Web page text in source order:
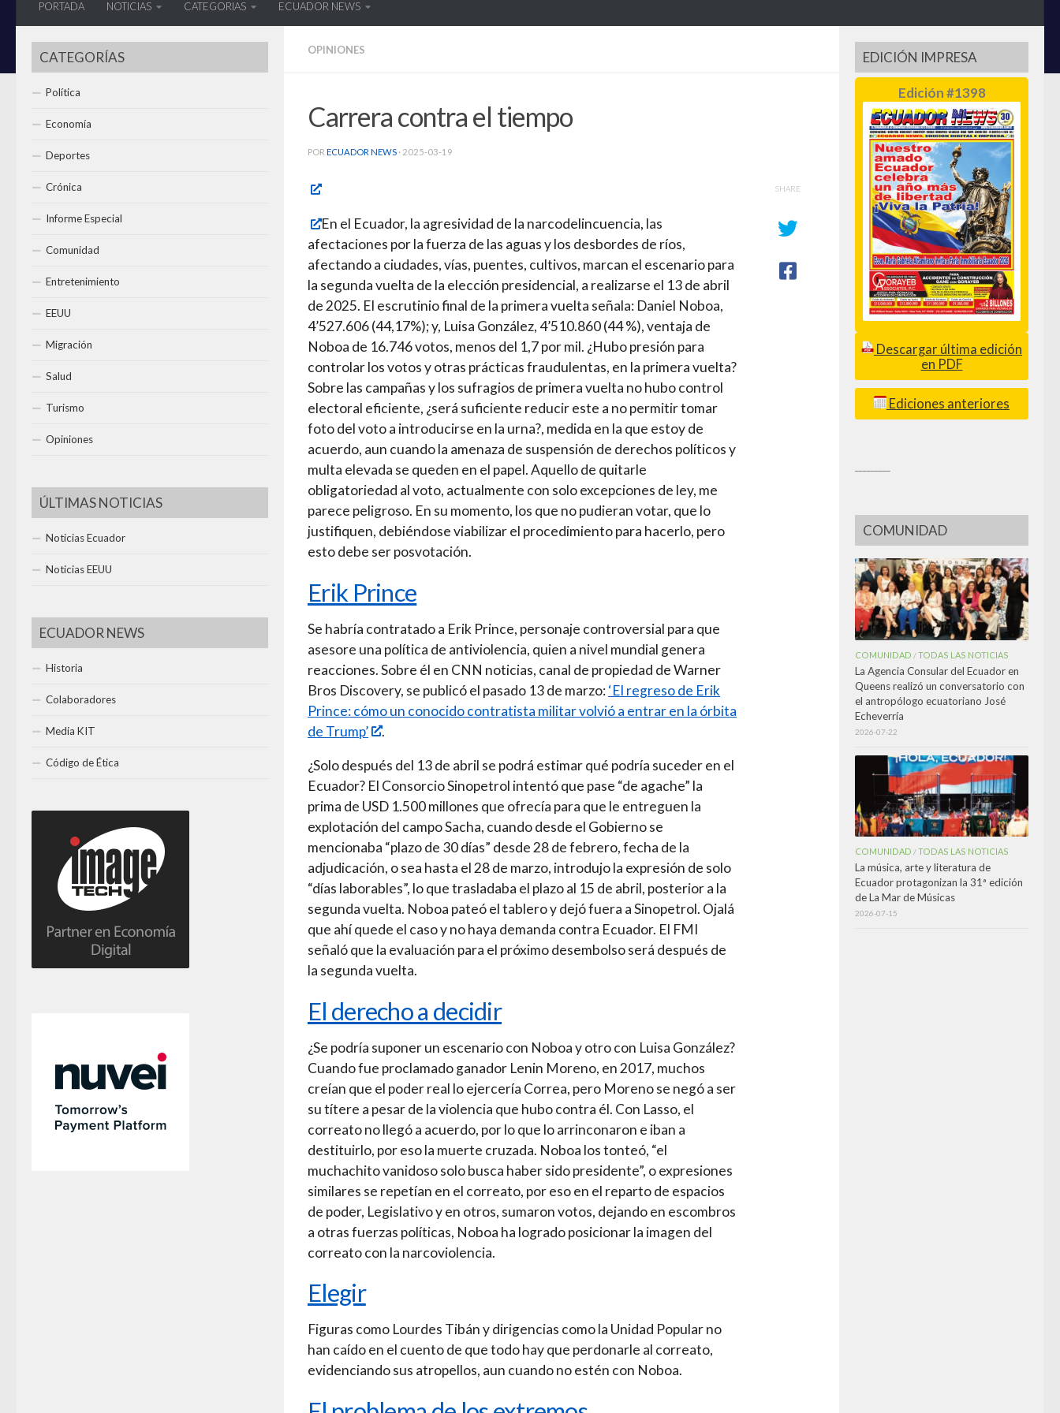
PORTADA NOTICIAS CATEGORIAS ECUADOR NEWS
OPINIONES
Carrera contra el tiempo
POR ECUADOR NEWS · 2025-03-19
En el Ecuador, la agresividad de la narcodelincuencia, las
afectaciones por la fuerza de las aguas y los desbordes de ríos,
afectando a ciudades, vías, puentes, cultivos, marcan el escenario para
la segunda vuelta de la elección presidencial, a realizarse el 13 de abril
de 2025. El escrutinio final de la primera vuelta señala: Daniel Noboa,
4’527.606 (44,17%); y, Luisa González, 4’510.860 (44 %), ventaja de
Noboa de 16.746 votos, menos del 1,7 por mil. ¿Hubo presión para
controlar los votos y otras prácticas fraudulentas, en la primera vuelta?
Sobre las campañas y los sufragios de primera vuelta no hubo control
electoral eficiente, ¿será suficiente reducir este a no permitir tomar
foto del voto a introducirse en la urna?, medida en la que estoy de
acuerdo, aun cuando la amenaza de suspensión de derechos políticos y
multa elevada se queden en el papel. Aquello de quitarle
obligatoriedad al voto, actualmente con solo excepciones de ley, me
parece peligroso. En su momento, los que no pudieran votar, que lo
justifiquen, debiéndose viabilizar el procedimiento para hacerlo, pero
esto debe ser posvotación.
Erik Prince
Se habría contratado a Erik Prince, personaje controversial para que
asesore una política de antiviolencia, quien a nivel mundial genera
reacciones. Sobre él en CNN noticias, canal de propiedad de Warner
Bros Discovery, se publicó el pasado 13 de marzo:‘El regreso de Erik
Prince: cómo un conocido contratista militar volvió a entrar en la órbita
de Trump’
.
¿Solo después del 13 de abril se podrá estimar qué podría suceder en el
Ecuador? El Consorcio Sinopetrol intentó que pase “de agache” la
prima de USD 1.500 millones que ofrecía para que le entreguen la
explotación del campo Sacha, cuando desde el Gobierno se
mencionaba “plazo de 30 días” desde 28 de febrero, fecha de la
adjudicación, o sea hasta el 28 de marzo, introdujo la expresión de solo
“días laborables”, lo que trasladaba el plazo al 15 de abril, posterior a la
segunda vuelta. Noboa pateó el tablero y dejó fuera a Sinopetrol. Ojalá
que ahí quede el caso y no haya demanda contra Ecuador. El FMI
señaló que la evaluación para el próximo desembolso será después de
la segunda vuelta.
El derecho a decidir
¿Se podría suponer un escenario con Noboa y otro con Luisa González?
Cuando fue proclamado ganador Lenin Moreno, en 2017, muchos
creían que el poder real lo ejercería Correa, pero Moreno se negó a ser
su títere a pesar de la violencia que hubo contra él. Con Lasso, el
correato no llegó a acuerdo, por lo que lo arrinconaron e iban a
destituirlo, por eso la muerte cruzada. Noboa los tonteó, “el
muchachito vanidoso solo busca haber sido presidente”, o expresiones
similares se repetían en el correato, por eso en el reparto de espacios
de poder, Legislativo y en otros, sumaron votos, dejando en escombros
a otras fuerzas políticas, Noboa ha logrado posicionar la imagen del
correato con la narcoviolencia.
Elegir
Figuras como Lourdes Tibán y dirigencias como la Unidad Popular no
han caído en el cuento de que todo hay que perdonarle al correato,
evidenciando sus atropellos, aun cuando no estén con Noboa.
SHARE
CATEGORÍAS
Política
Economía
Deportes
Crónica
Informe Especial
Comunidad
Entretenimiento
EEUU
Migración
Salud
Turismo
Opiniones
ÚLTIMAS NOTICIAS
Noticias Ecuador
Noticias EEUU
ECUADOR NEWS
Historia
Colaboradores
Media KIT
Código de Ética
EDICIÓN IMPRESA
Edición #1398
Descargar última edición
en PDF
Ediciones anteriores
COMUNIDAD
COMUNIDAD /TODAS LAS NOTICIAS
La Agencia Consular del Ecuador en
Queens realizó un conversatorio con
el antropólogo ecuatoriano José
Echeverría
2026-07-22
COMUNIDAD /TODAS LAS NOTICIAS
La música, arte y literatura de
Ecuador protagonizan la 31ª edición
de La Mar de Músicas
2026-07-15